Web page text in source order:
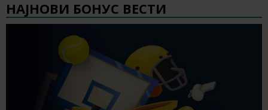
НАЈНОВИ БОНУС ВЕСТИ